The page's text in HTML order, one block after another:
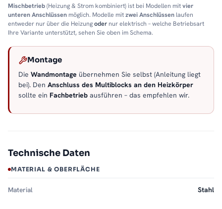
Mischbetrieb(Heizung & Strom kombiniert) ist bei Modellen mitvier
unteren Anschlüssen möglich. Modelle mitzwei Anschlüssen laufen
entweder nur über die Heizungoder nur elektrisch – welche Betriebsart
Ihre Variante unterstützt, sehen Sie oben im Schema.
Montage
Die Wandmontage übernehmen Sie selbst (Anleitung liegt
bei). Den Anschluss des Multiblocks an den Heizkörper
sollte ein Fachbetrieb ausführen – das empfehlen wir.
Technische Daten
MATERIAL & OBERFLÄCHE
Material Stahl